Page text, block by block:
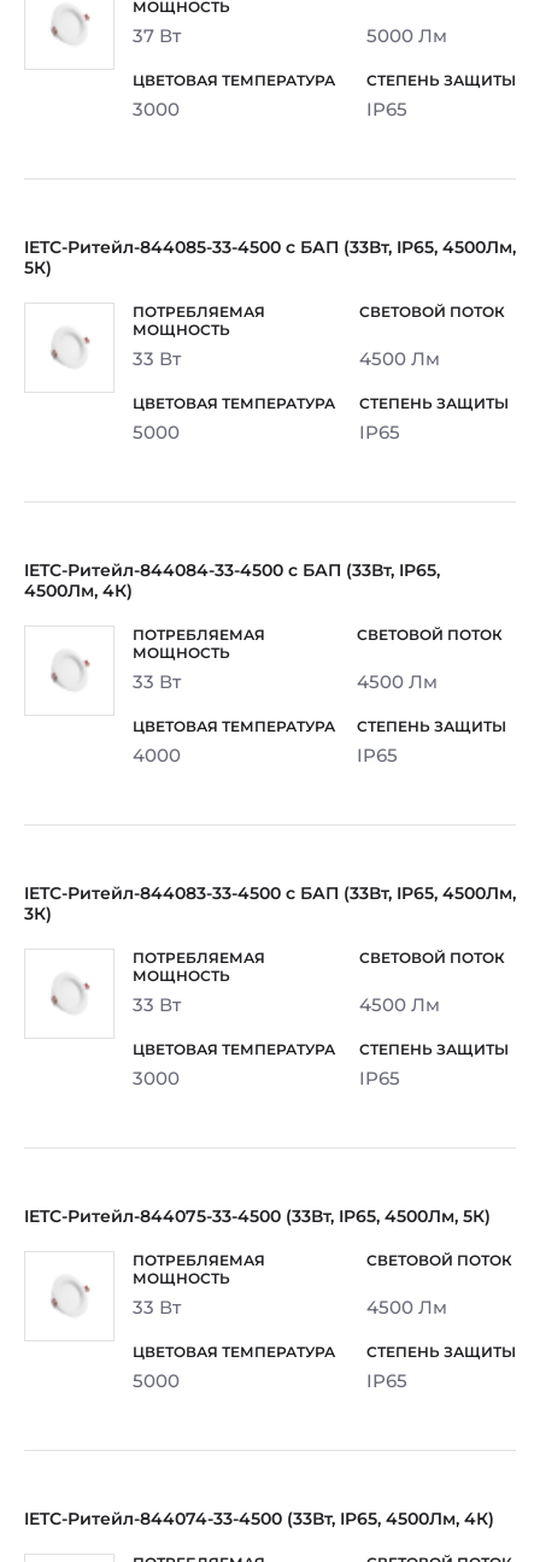
37 Вт 5000 Лм
3000 IP65
IETC-Ритейл-844085-33-4500 с БАП (33Вт, IP65, 4500Лм,
5К)
33 Вт 4500 Лм
5000 IP65
IETC-Ритейл-844084-33-4500 с БАП (33Вт, IP65,
4500Лм, 4К)
33 Вт 4500 Лм
4000 IP65
IETC-Ритейл-844083-33-4500 с БАП (33Вт, IP65, 4500Лм,
3К)
33 Вт 4500 Лм
3000 IP65
IETC-Ритейл-844075-33-4500 (33Вт, IP65, 4500Лм, 5К)
33 Вт 4500 Лм
5000 IP65
IETC-Ритейл-844074-33-4500 (33Вт, IP65, 4500Лм, 4К)